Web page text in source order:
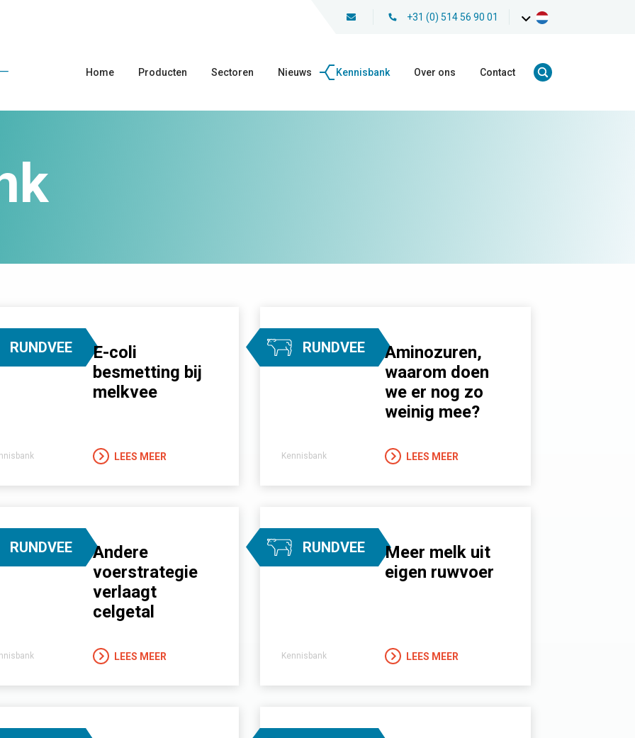
+31 (0) 514 56 90 01
Home Producten Sectoren Nieuws Kennisbank Over ons Contact
RUNDVEE
E-coli
besmetting bij
melkvee
LEES MEER
RUNDVEE
Kennisbank
Aminozuren,
waarom doen
we er nog zo
weinig mee?
LEES MEER
RUNDVEE
Andere
voerstrategie
verlaagt
celgetal
LEES MEER
RUNDVEE
Kennisbank
Meer melk uit
eigen ruwvoer
LEES MEER